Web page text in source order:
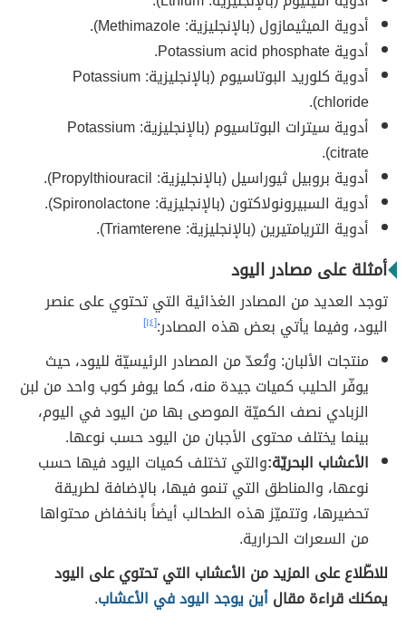
أدوية الميثيمازول (بالإنجليزية: Methimazole).
أدوية Potassium acid phosphate.
أدوية كلوريد البوتاسيوم (بالإنجليزية: Potassium
chloride).
أدوية سيترات البوتاسيوم (بالإنجليزية: Potassium
citrate).
أدوية بروبيل ثيوراسيل (بالإنجليزية: Propylthiouracil).
أدوية السبيرونولاكتون (بالإنجليزية: Spironolactone).
أدوية التريامتيرين (بالإنجليزية: Triamterene).
أمثلة على مصادر اليود
توجد العديد من المصادر الغذائية التي تحتوي على عنصر
اليود، وفيما يأتي بعض هذه المصادر:[١٤]
منتجات الألبان: وتُعدّ من المصادر الرئيسيّة لليود، حيث
يوفّر الحليب كميات جيدة منه، كما يوفر كوب واحد من لبن
الزبادي نصف الكميّة الموصى بها من اليود في اليوم،
بينما يختلف محتوى الأجبان من اليود حسب نوعها.
الأعشاب البحريّة:والتي تختلف كميات اليود فيها حسب
نوعها، والمناطق التي تنمو فيها، بالإضافة لطريقة
تحضيرها، وتتميّز هذه الطحالب أيضاً بانخفاض محتواها
من السعرات الحرارية.
للاطّلاع على المزيد من الأعشاب التي تحتوي على اليود
يمكنك قراءة مقالأين يوجد اليود في الأعشاب.